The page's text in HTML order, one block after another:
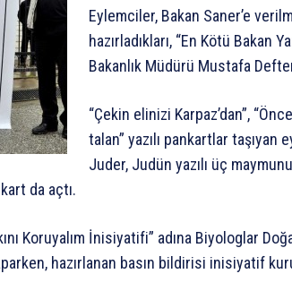
Eylemciler, Bakan Saner’e
hazırladıkları, “En Kötü Bakan
Bakanlık Müdürü Mustafa
“Çekin elinizi Karpaz’dan”,
talan” yazılı pankartlar taşıyan
Juder, Judün yazılı üç
da açtı.
Koruyalım İnisiyatifi” adına Biyologlar
hazırlanan basın bildirisi inisiyatif